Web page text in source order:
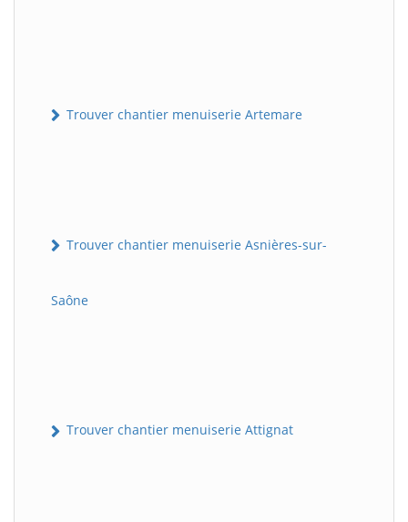
Trouver chantier menuiserie Artemare
Trouver chantier menuiserie Asnières-sur-
Saône
Trouver chantier menuiserie Attignat